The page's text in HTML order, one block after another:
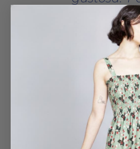
El
es mucho
en
VESTIDO NIDO
ESMERALDA
28 MAYO, 2025